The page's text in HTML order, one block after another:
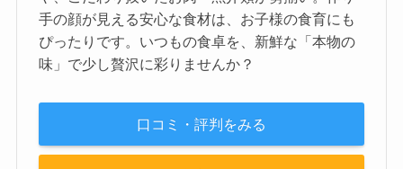
手の顔が見える安心な食材は、お子様の食育にも
ぴったりです。いつもの食卓を、新鮮な「本物の
味」で少し贅沢に彩りませんか？
口コミ・評判をみる